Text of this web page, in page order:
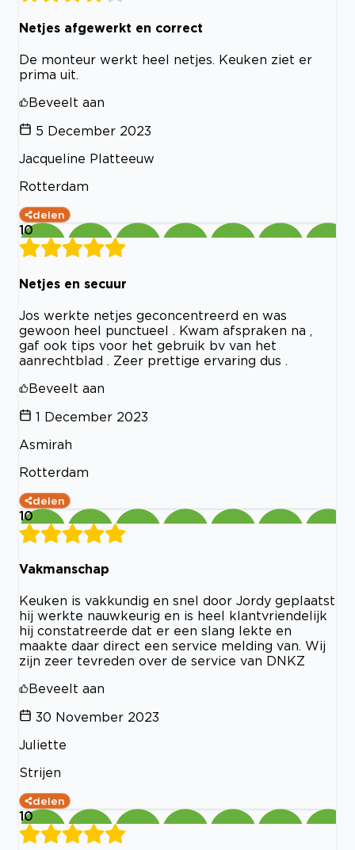
Netjes afgewerkt en correct
De monteur werkt heel netjes. Keuken ziet er
prima uit.
Beveelt aan
5 December 2023
Jacqueline Platteeuw
Rotterdam
delen
10
Netjes en secuur
Jos werkte netjes geconcentreerd en was
gewoon heel punctueel . Kwam afspraken na ,
gaf ook tips voor het gebruik bv van het
aanrechtblad . Zeer prettige ervaring dus .
Beveelt aan
1 December 2023
Asmirah
Rotterdam
delen
10
Vakmanschap
Keuken is vakkundig en snel door Jordy geplaatst
hij werkte nauwkeurig en is heel klantvriendelijk
hij constatreerde dat er een slang lekte en
maakte daar direct een service melding van. Wij
zijn zeer tevreden over de service van DNKZ
Beveelt aan
30 November 2023
Juliette
Strijen
delen
10